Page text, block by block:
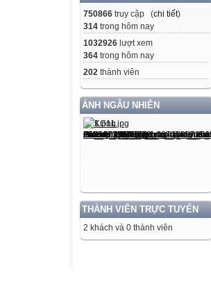
750866 truy cập (chi tiết)
314 trong hôm nay
1032926 lượt xem
364 trong hôm nay
202 thành viên
ẢNH NGẪU NHIÊN
THÀNH VIÊN TRỰC TUYẾN
2 khách và 0 thành viên